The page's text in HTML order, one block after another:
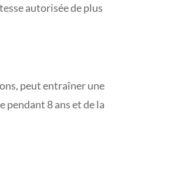
autorisée de plus
peut entraîner une
8 ans et de la